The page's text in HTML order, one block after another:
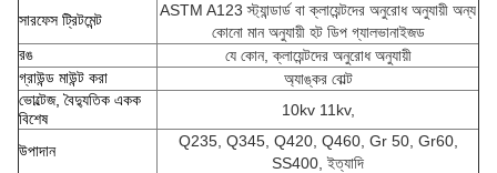
সারফেস ট্রিটমেন্ট
ASTM A123 স্ট্যান্ডার্ড বা ক্লায়েন্টদের অনুরোধ অনুযায়ী অন্য
কোনো মান অনুযায়ী হট ডিপ গ্যালভানাইজড
রঙ
যে কোন, ক্লায়েন্টদের অনুরোধ অনুযায়ী
গ্রাউন্ড মাউন্ট করা
অ্যাঙ্কর বোল্ট
ভোল্টেজ, বৈদ্যুতিক একক
বিশেষ
10kv 11kv,
উপাদান
Q235, Q345, Q420, Q460, Gr 50, Gr60,
SS400, ইত্যাদি